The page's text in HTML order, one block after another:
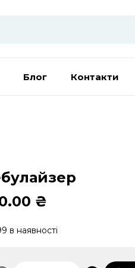
Блог Контакти
₴
в наявності